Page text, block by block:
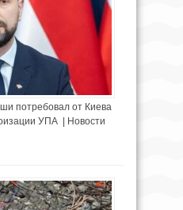
потребовал от Киева
УПА | Новости